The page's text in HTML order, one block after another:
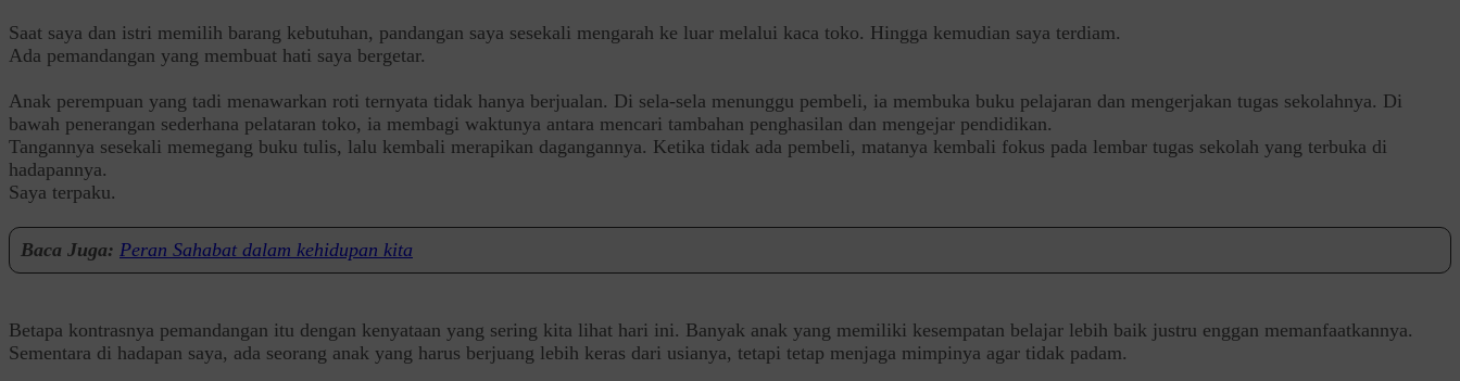
‎Saat saya dan istri memilih barang kebutuhan, pandangan saya sesekali mengarah ke luar melalui kaca toko. Hingga kemudian saya terdiam.
‎Ada pemandangan yang membuat hati saya bergetar.
‎Anak perempuan yang tadi menawarkan roti ternyata tidak hanya berjualan. Di sela-sela menunggu pembeli, ia membuka buku pelajaran dan mengerjakan tugas sekolahnya. Di
bawah penerangan sederhana pelataran toko, ia membagi waktunya antara mencari tambahan penghasilan dan mengejar pendidikan.
‎Tangannya sesekali memegang buku tulis, lalu kembali merapikan dagangannya. Ketika tidak ada pembeli, matanya kembali fokus pada lembar tugas sekolah yang terbuka di
hadapannya.
‎Saya terpaku.
Baca Juga: Peran Sahabat dalam kehidupan kita
‎Betapa kontrasnya pemandangan itu dengan kenyataan yang sering kita lihat hari ini. Banyak anak yang memiliki kesempatan belajar lebih baik justru enggan memanfaatkannya.
Sementara di hadapan saya, ada seorang anak yang harus berjuang lebih keras dari usianya, tetapi tetap menjaga mimpinya agar tidak padam.